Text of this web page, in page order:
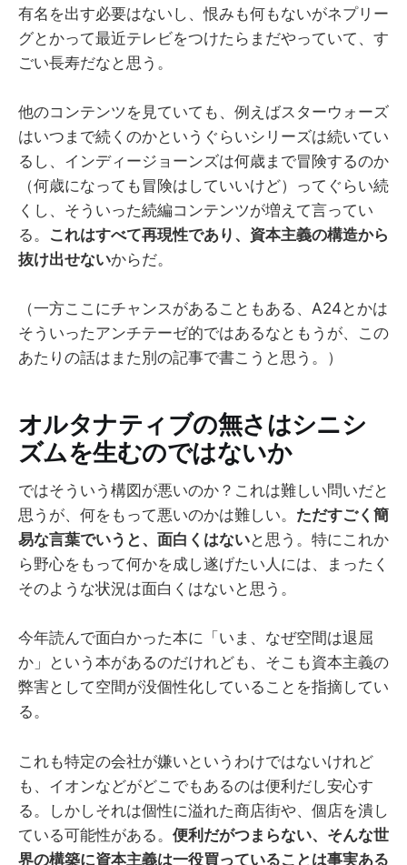
有名を出す必要はないし、恨みも何もないがネプリー
グとかって最近テレビをつけたらまだやっていて、す
ごい長寿だなと思う。
他のコンテンツを見ていても、例えばスターウォーズ
はいつまで続くのかというぐらいシリーズは続いてい
るし、インディージョーンズは何歳まで冒険するのか
（何歳になっても冒険はしていいけど）ってぐらい続
くし、そういった続編コンテンツが増えて言ってい
る。 これはすべて再現性であり、資本主義の構造から
抜け出せないからだ。
（一方ここにチャンスがあることもある、A24とかは
そういったアンチテーゼ的ではあるなともうが、この
あたりの話はまた別の記事で書こうと思う。）
オルタナティブの無さはシニシ
ズムを生むのではないか
ではそういう構図が悪いのか？これは難しい問いだと
思うが、何をもって悪いのかは難しい。 ただすごく簡
易な言葉でいうと、面白くはないと思う。特にこれか
ら野心をもって何かを成し遂げたい人には、まったく
そのような状況は面白くはないと思う。
今年読んで面白かった本に「いま、なぜ空間は退屈
か」という本があるのだけれども、そこも資本主義の
弊害として空間が没個性化していることを指摘してい
る。
これも特定の会社が嫌いというわけではないけれど
も、イオンなどがどこでもあるのは便利だし安心す
る。しかしそれは個性に溢れた商店街や、個店を潰し
ている可能性がある。 便利だがつまらない、そんな世
界の構築に資本主義は一役買っていることは事実ある